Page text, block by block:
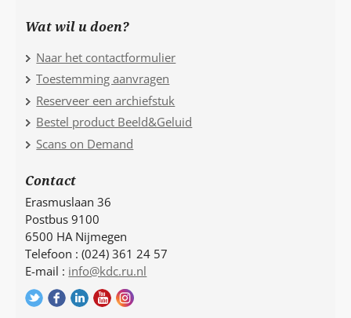
Wat wil u doen?
Naar het contactformulier
Toestemming aanvragen
Reserveer een archiefstuk
Bestel product Beeld&Geluid
Scans on Demand
Contact
Erasmuslaan 36
Postbus 9100
6500 HA Nijmegen
Telefoon : (024) 361 24 57
E-mail : info@kdc.ru.nl